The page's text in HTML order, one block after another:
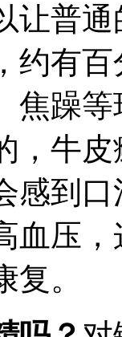
让普
约有
焦躁
，牛
感到
血压
。